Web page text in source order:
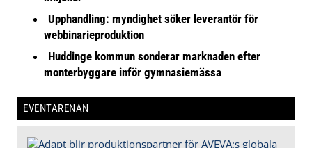
Upphandling: myndighet söker leverantör för
webbinarieproduktion
Huddinge kommun sonderar marknaden efter
monterbyggare inför gymnasiemässa
EVENTARENAN